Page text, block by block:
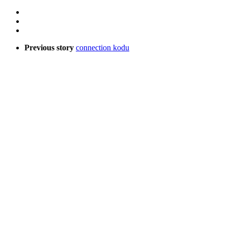
Previous story connection kodu